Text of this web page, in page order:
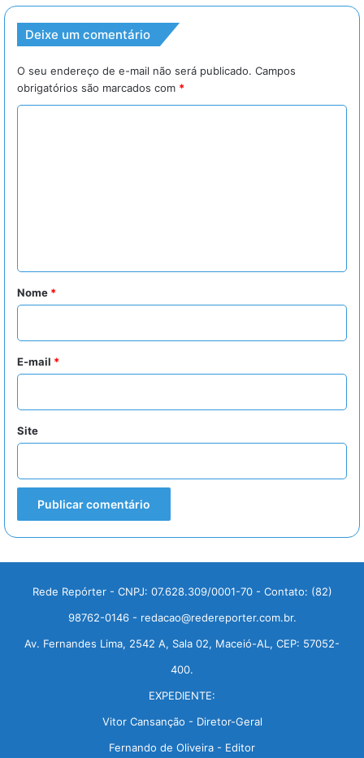
Deixe um comentário
O seu endereço de e-mail não será publicado. Campos
obrigatórios são marcados com *
r
i
o
*
Nome *
E-mail *
Site
Rede Repórter - CNPJ: 07.628.309/0001-70 - Contato: (82)
98762-0146 - redacao@redereporter.com.br.
Av. Fernandes Lima, 2542 A, Sala 02, Maceió-AL, CEP: 57052-
400.
EXPEDIENTE:
Vitor Cansanção - Diretor-Geral
Fernando de Oliveira - Editor